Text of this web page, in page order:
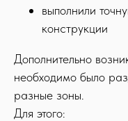
выполнили
конструкции
Дополнительно
необходимо было
разные зоны.
Для этого: